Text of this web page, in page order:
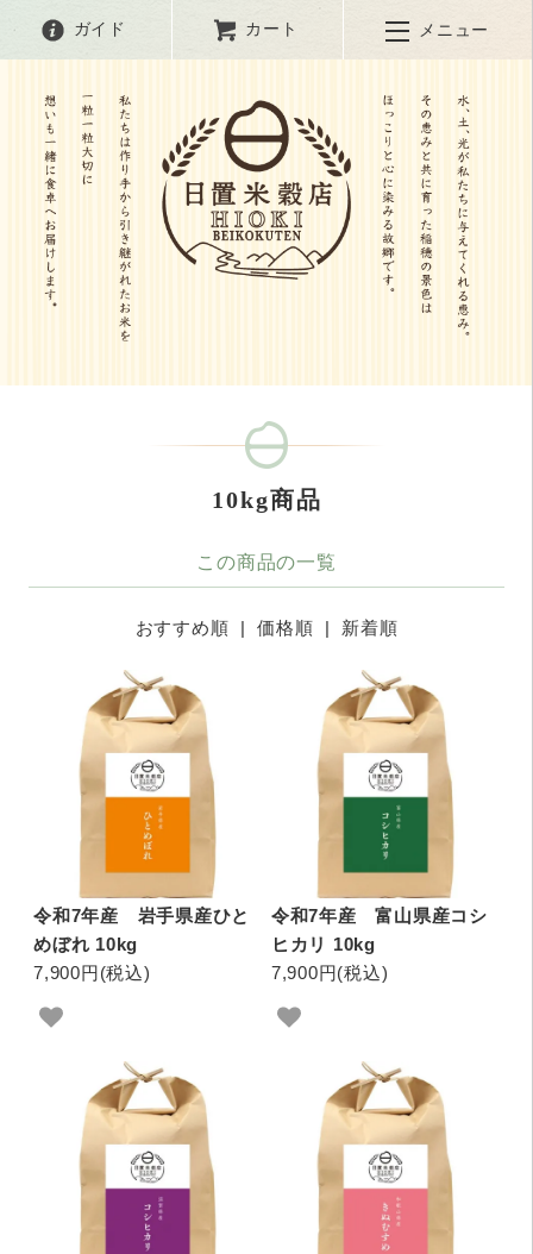
ガイド カート メニュー
10kg商品
この商品の一覧
おすすめ順 |価格順 | 新着順
令和7年産 岩手県産ひと
めぼれ 10kg
7,900円(税込)
令和7年産 富山県産コシ
ヒカリ 10kg
7,900円(税込)